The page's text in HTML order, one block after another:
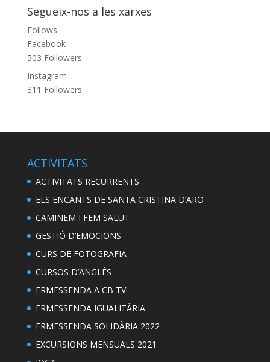
Segueix-nos a les xarxes
Follows
Facebook
503 Followers
Instagram
311 Followers
ACTIVITATS
ACTIVITATS RECURRENTS
ELS ENCANTS DE SANTA CRISTINA D’ARO
CAMINEM I FEM SALUT
GESTIÓ D’EMOCIONS
CURS DE FOTOGRAFIA
CURSOS D’ANGLÈS
ERMESSENDA A CB TV
ERMESSENDA IGUALITÀRIA
ERMESSENDA SOLIDÀRIA 2022
EXCURSIONS MENSUALS 2021